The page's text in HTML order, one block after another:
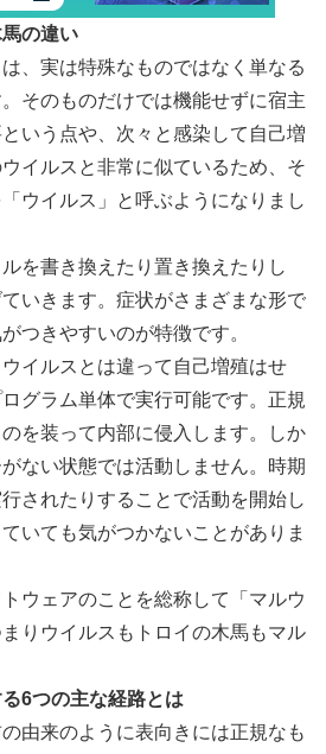
の違い
、実は特殊なものではなく単なる
そのものだけでは機能せずに宿主
いう点や、次々と感染して自己増
イルスと非常に似ているため、そ
ウイルス」と呼ぶようになりまし
を書き換えたり置き換えたりし
いきます。症状がさまざまな形で
つきやすいのが特徴です。
イルスとは違って自己増殖はせ
グラム単体で実行可能です。正規
を装って内部に侵入します。しか
ない状態では活動しません。時期
されたりすることで活動を開始し
いても気がつかないことがありま
ウェアのことを総称して「マルウ
りウイルスもトロイの木馬もマル
6つの主な経路とは
由来のように表向きには正規なも